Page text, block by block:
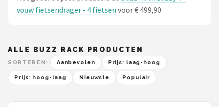
vouw fietsendrager - 4 fietsen voor € 499,90.
ALLE BUZZ RACK PRODUCTEN
SORTEREN: Aanbevolen Prijs: laag-hoog
Prijs: hoog-laag Nieuwste Populair